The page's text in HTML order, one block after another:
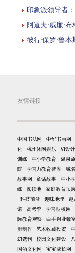
印象派领导者
阿道夫·威廉·布
彼得·保罗·鲁本
友情链接
中国书法网 中华书画网
化
杭州休闲娱乐 VI设
训练
中小学教育 温泉
院
学习力教育智库 域
故事网
童话故事 中小
练
阅读地 家庭教育顶
科技前沿
趣味地理 趣
谱
高考季 学习型校园
际教育观察
白手创业致
册制作
艺术收藏投资
幻选刊
校园文化建设
国酒文化网
宝宝成长网